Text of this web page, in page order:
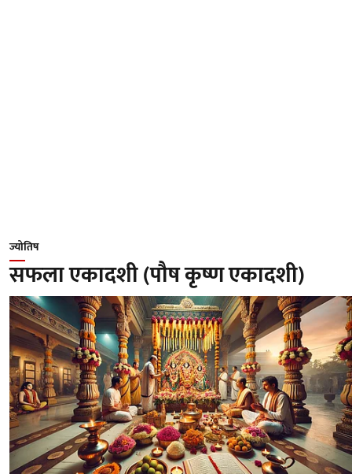
ज्योतिष
सफला एकादशी (पौष कृष्ण एकादशी)